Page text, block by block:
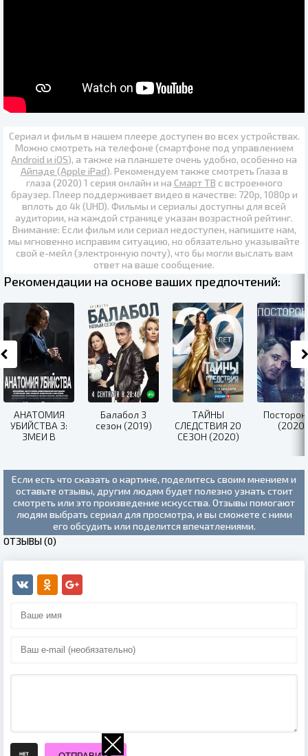
Сериал и фильм в нашем плеере доступен во всех устройствах.
Можно смотреть на телефоне (смартфоне под управлением
Android и iOS), а также на планшете очень удобно, особенно на
Айпаде (Apple iPad). Рекомендуем также смотреть Глаза в
глаза (2020) 1 серия онлайн и на Смарт ТВ с встроенного
браузер. Плеер поддерживает видео в качестве: 720p, 1080p и
вплоть до 4k (UHD). Фильмы и сериалы доступны для всей
аудитории, на каждой странице указан возрастной рейтинг.
Внимание: Если фильм или сериал недоступен, напишите нам,
мы мгновенно исправим ситуацию, но обязательно указывайте
свой е-мейл (электронную почту), что бы могли выслать вам
ответ на ваше сообщение.
Рекомендации на основе ваших предпочтений:
АНАТОМИЯ
УБИЙСТВА 3:
ЗМЕИ В
Балабол 3
сезон (2019)
ТАЙНЫ
СЛЕДСТВИЯ 20
СЕЗОН (2020)
(2020)
Если есть что сказать о картине, поделитесь своим мнением и
оставьте отзывы, другим людям будет полезно узнать стоит
смотреть или это произведение искусства. Отзывы помогают
людям выбрать сериал для просмотра, и вы сможете с ними
его обсудить или поделится впечатлениями.
ОТЗЫВЫ (0)